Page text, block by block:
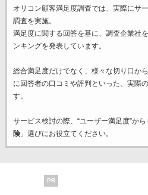
オリコン顧客満足度調査では、実際にサ
調査を実施。
満足度に関する回答を基に、調査企業社
ンキングを発表しています。
総合満足度だけでなく、様々な切り口から
に回答者の口コミや評判といった、実際
す。
サービス検討の際、“ユーザー満足度”か
険」選びにお役立てください。
PR